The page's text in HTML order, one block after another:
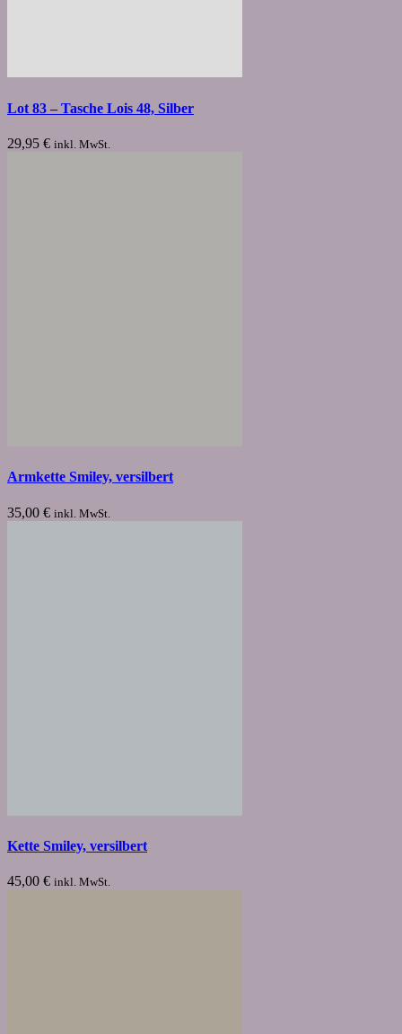
Lot 83 – Tasche Lois 48, Silber
29,95 € inkl. MwSt.
Armkette Smiley, versilbert
35,00 € inkl. MwSt.
Kette Smiley, versilbert
45,00 € inkl. MwSt.